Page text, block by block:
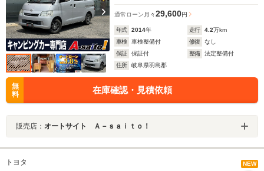
通常ローン 月々29,600円
年式 2014年 走行 4.2万km
車検
車検整備付 修復
なし
保証
保証付 整備
法定整備付
住所
岐阜県羽島郡
無
料
在庫確認・見積依頼
販売店： オートサイト Ａ－ｓａｉｔｏ！
トヨタ NEW